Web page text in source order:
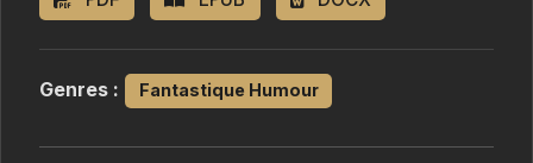
Genres : Fantastique Humour